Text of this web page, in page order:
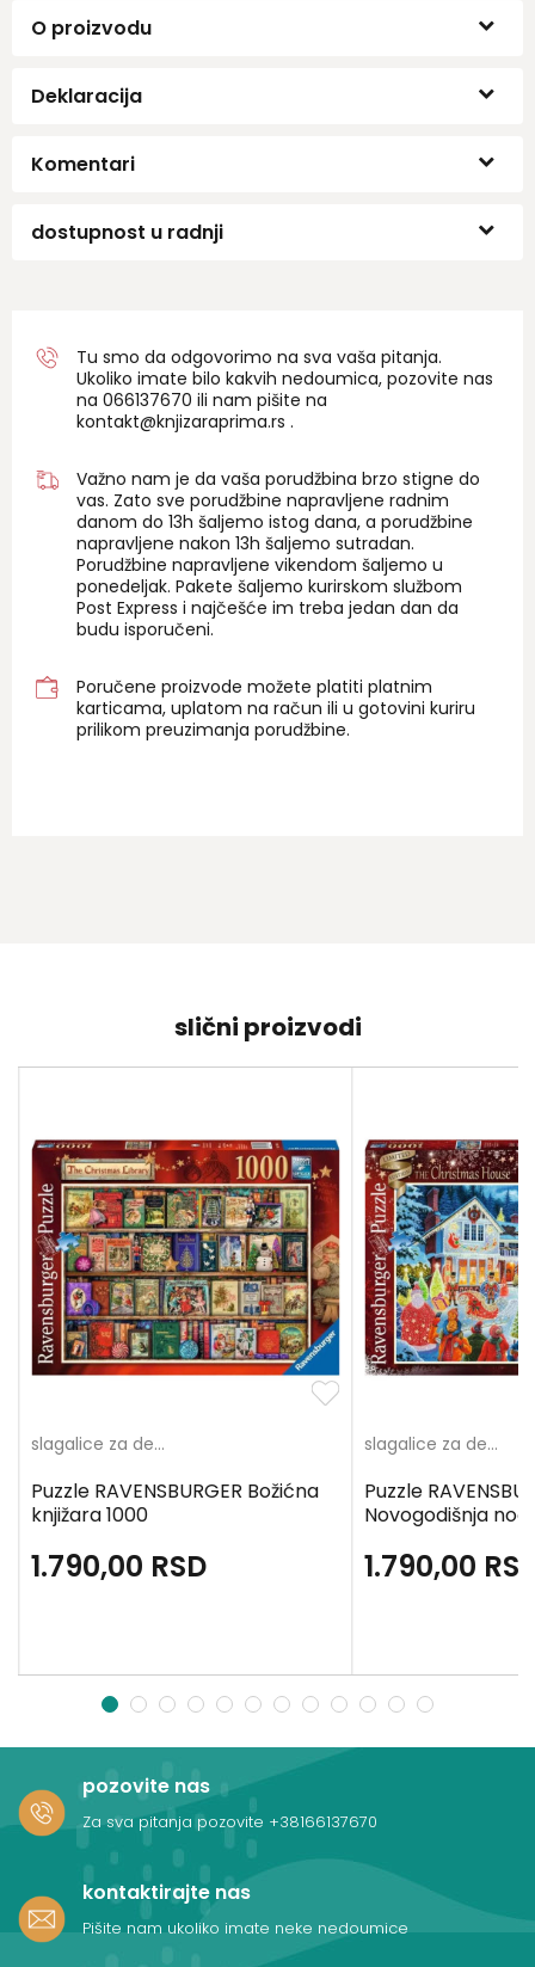
O proizvodu
Deklaracija
Komentari
dostupnost u radnji
Tu smo da odgovorimo na sva vaša pitanja.
Ukoliko imate bilo kakvih nedoumica, pozovite nas
na 066137670 ili nam pišite na
kontakt@knjizaraprima.rs .
Važno nam je da vaša porudžbina brzo stigne do
vas. Zato sve porudžbine napravljene radnim
danom do 13h šaljemo istog dana, a porudžbine
napravljene nakon 13h šaljemo sutradan.
Porudžbine napravljene vikendom šaljemo u
ponedeljak. Pakete šaljemo kurirskom službom
Post Express i najčešće im treba jedan dan da
budu isporučeni.
Poručene proizvode možete platiti platnim
karticama, uplatom na račun ili u gotovini kuriru
prilikom preuzimanja porudžbine.
slični proizvodi
slagalice za decu
Puzzle RAVENSBURGER Božićna
knjižara 1000
1.790,00 RSD
slagalice za decu
Puzzle
Novogodišnja noć
1.790,00
1 2 3 4 5 6 7 8 9 10 11 12
pozovite nas
Za sva pitanja pozovite +38166137670
kontaktirajte nas
Pišite nam ukoliko imate neke nedoumice